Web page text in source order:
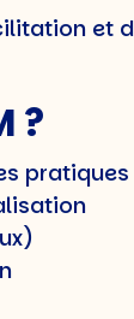
et
?